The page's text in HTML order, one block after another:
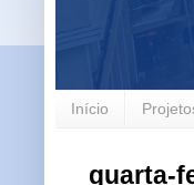
Início
quarta-